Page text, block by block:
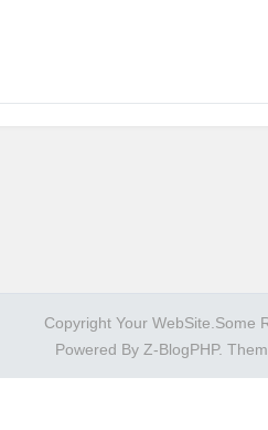
Copyright Your WebSite.Some
Powered By Z-BlogPHP.